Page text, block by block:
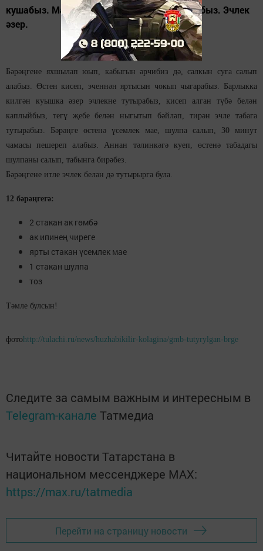
кушабыз. Май, тоз өстәп, яхшылап болгатабыз. Эчлек
әзер.
Бәрәңгене яхшылап юып, кабыгын әрчибиз дә, салкын суга салып
алабыз. Өстен кисеп, эченнән яртысын чокып чыгарабыз. Барлыкка
килгән куышка әзер эчлекне тутырабыз, кисеп алган түбә белән
каплыйбыз, тегү җебе белән ныгытып бәйләп, тирән эчле табага
тутырабыз. Бәрәңге өстенә үсемлек мае, шулпа салып, 30 минут
чамасы пешереп алабыз. Аннан тәлинкәгә куеп, өстенә табадагы
шулпаны салып, табынга бирәбез.
Бәрәңгене итле эчлек белән дә тутырырга була.
12 бәрәңгегә:
2 стакан ак гөмбә
ак ипинең чиреге
ярты стакан үсемлек мае
1 стакан шулпа
тоз
Тәмле булсын!
фото http://tulachi.ru/news/huzhabikilir-kolagina/gmb-tutyrylgan-brge
Следите за самым важным и интересным в
Telegram-канале Татмедиа
Читайте новости Татарстана в
национальном мессенджере MАХ:
https://max.ru/tatmedia
Перейти на страницу новости